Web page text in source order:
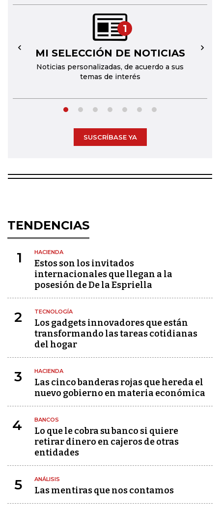
1
MI SELECCIÓN DE NOTICIAS
Noticias personalizadas, de acuerdo a sus
temas de interés
← →
SUSCRÍBASE YA
TENDENCIAS
1 HACIENDA
Estos son los invitados
internacionales que llegan a la
posesión de De la Espriella
2 TECNOLOGÍA
Los gadgets innovadores que están
transformando las tareas cotidianas
del hogar
3 HACIENDA
Las cinco banderas rojas que hereda el
nuevo gobierno en materia económica
4 BANCOS
Lo que le cobra su banco si quiere
retirar dinero en cajeros de otras
entidades
5 ANÁLISIS
Las mentiras que nos contamos